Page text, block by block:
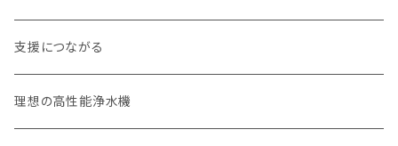
お弁当箱
無塗装カトラリー
分づき米（定期便）
玄米（1回購入）
ヘアケア
スキンケア
国産シャンプーバー・コンディショナーバー
オーラルケア
支援につながる
理想の高性能浄水機